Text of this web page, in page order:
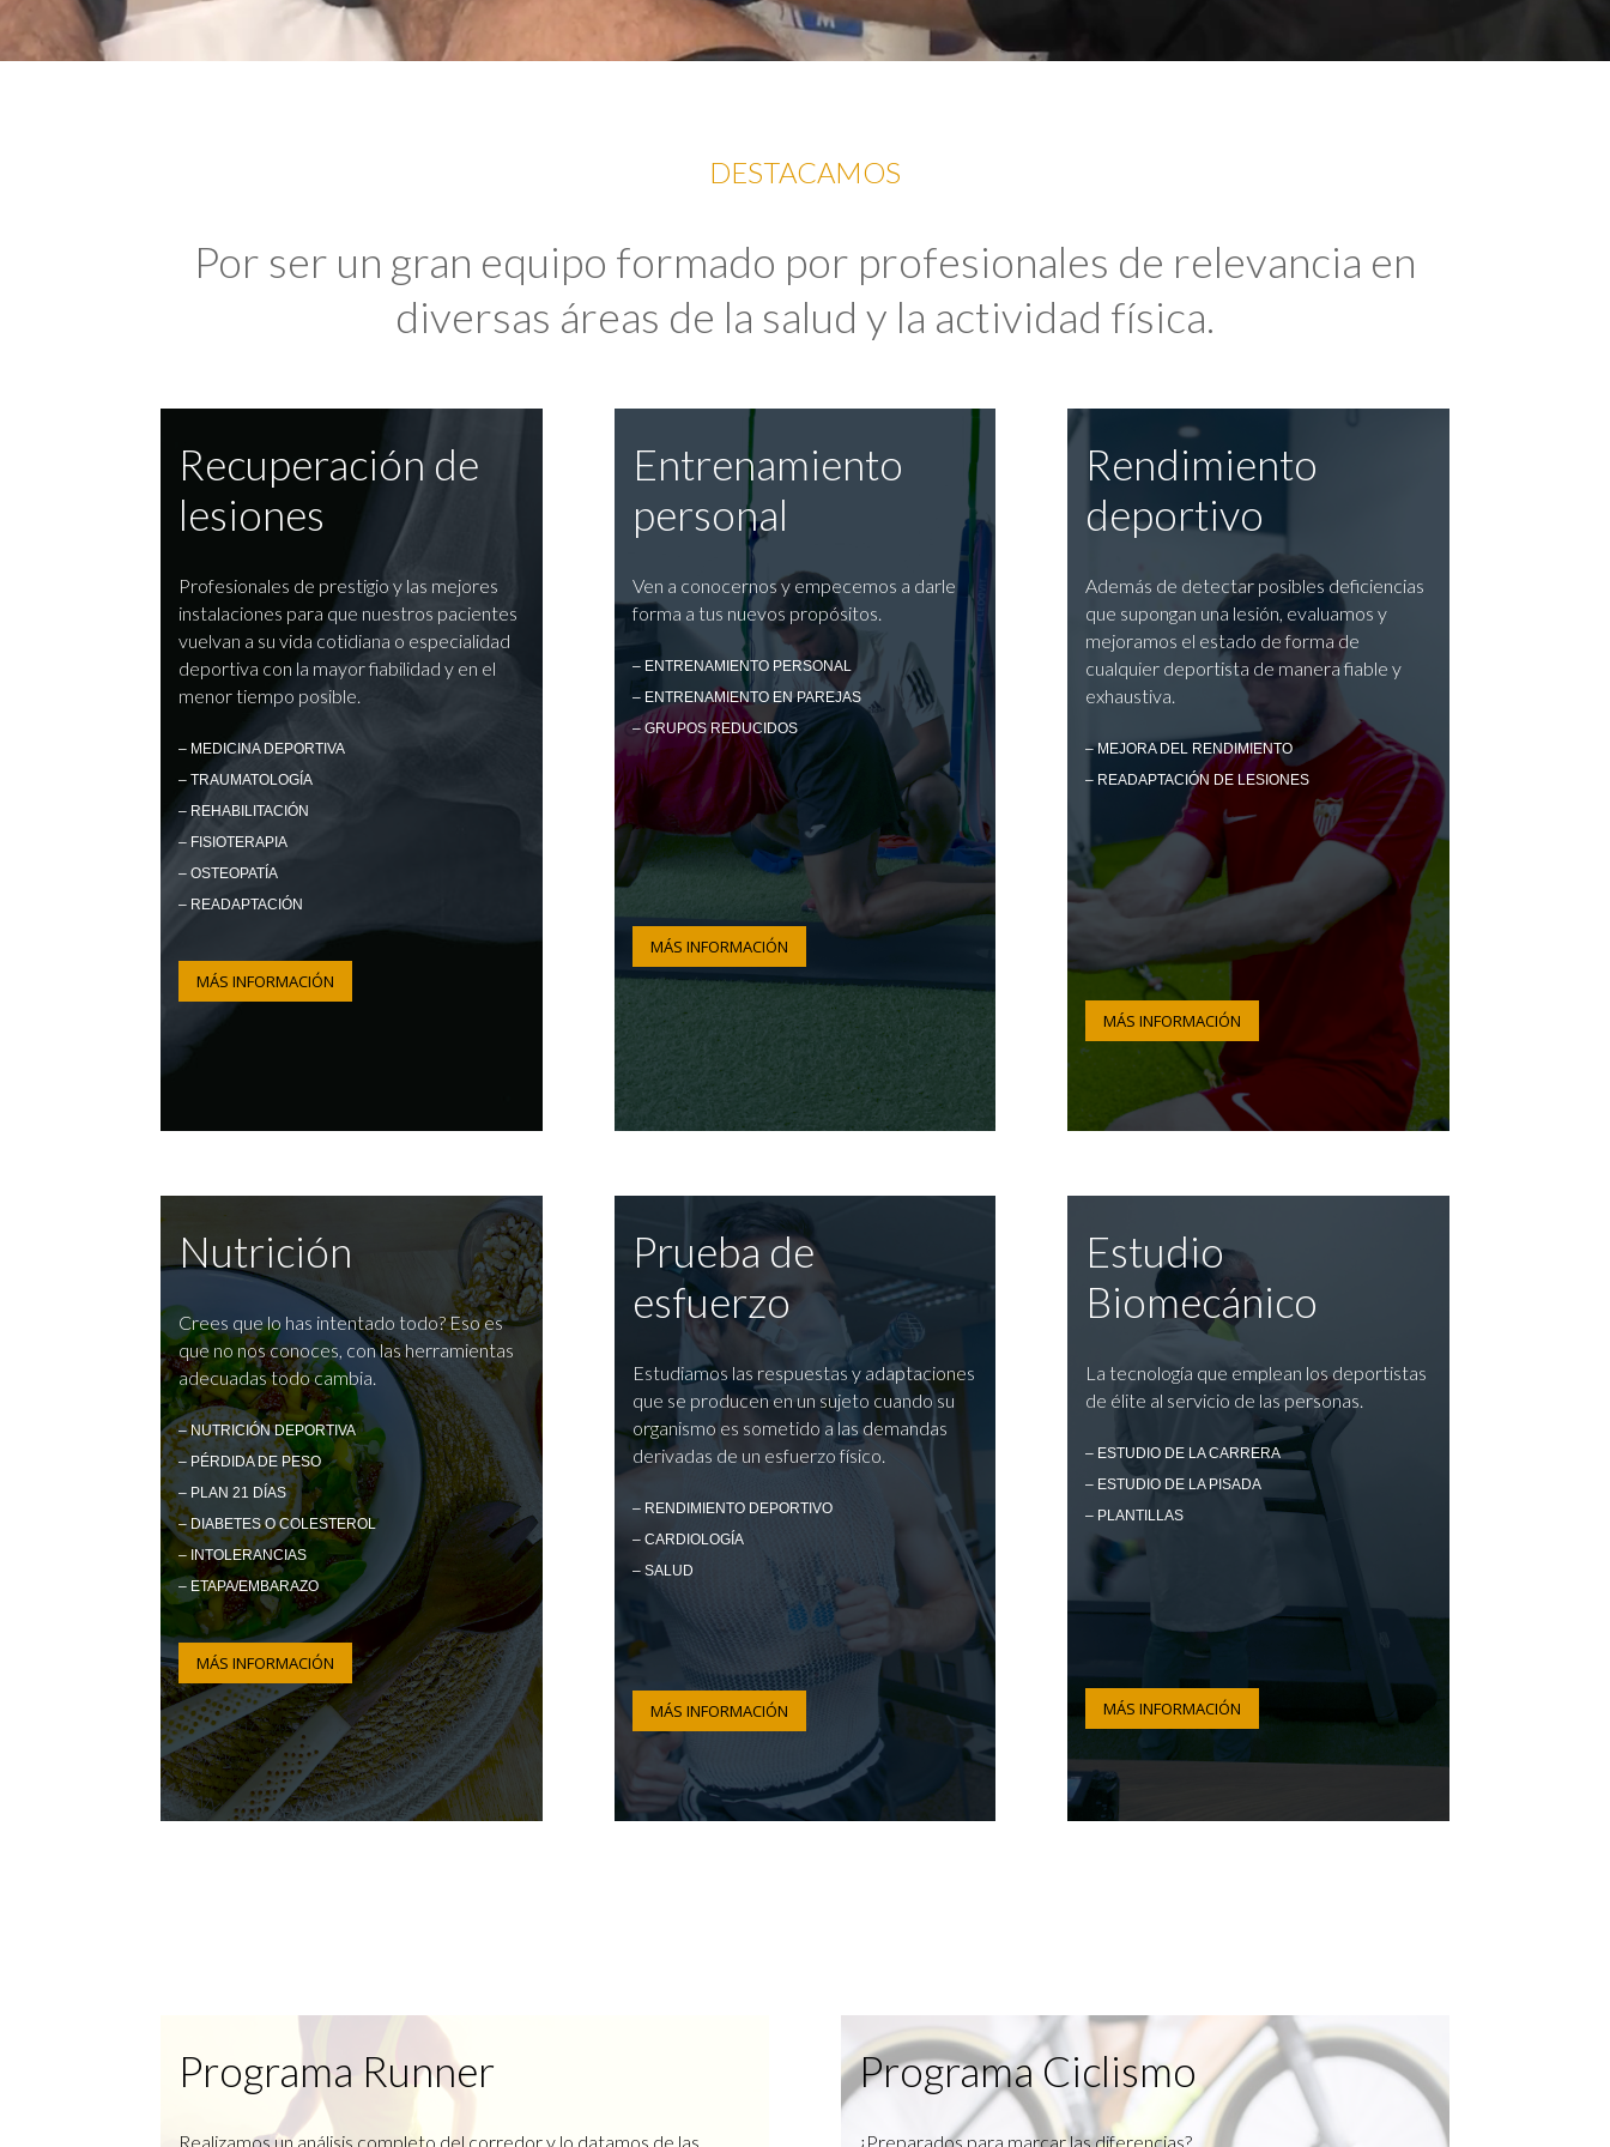
DESTACAMOS
Por ser un gran equipo formado por profesionales de relevancia en
diversas áreas de la salud y la actividad física.
Recuperación de
lesiones
Profesionales de prestigio y las mejores
instalaciones para que nuestros pacientes
vuelvan a su vida cotidiana o especialidad
deportiva con la mayor fiabilidad y en el
menor tiempo posible.
– MEDICINA DEPORTIVA
– TRAUMATOLOGÍA
– REHABILITACIÓN
– FISIOTERAPIA
– OSTEOPATÍA
– READAPTACIÓN
MÁS INFORMACIÓN
Entrenamiento
personal
Ven a conocernos y empecemos a darle
forma a tus nuevos propósitos.
– ENTRENAMIENTO PERSONAL
– ENTRENAMIENTO EN PAREJAS
– GRUPOS REDUCIDOS
MÁS INFORMACIÓN
Rendimiento
deportivo
Además de detectar posibles deficiencias
que supongan una lesión, evaluamos y
mejoramos el estado de forma de
cualquier deportista de manera fiable y
exhaustiva.
– MEJORA DEL RENDIMIENTO
– READAPTACIÓN DE LESIONES
MÁS INFORMACIÓN
Nutrición
Crees que lo has intentado todo? Eso es
que no nos conoces, con las herramientas
adecuadas todo cambia.
– NUTRICIÓN DEPORTIVA
– PÉRDIDA DE PESO
– PLAN 21 DÍAS
– DIABETES O COLESTEROL
– INTOLERANCIAS
– ETAPA/EMBARAZO
MÁS INFORMACIÓN
Prueba de
esfuerzo
Estudiamos las respuestas y adaptaciones
que se producen en un sujeto cuando su
organismo es sometido a las demandas
derivadas de un esfuerzo físico.
– RENDIMIENTO DEPORTIVO
– CARDIOLOGÍA
– SALUD
MÁS INFORMACIÓN
Estudio
Biomecánico
La tecnología que emplean los deportistas
de élite al servicio de las personas.
– ESTUDIO DE LA CARRERA
– ESTUDIO DE LA PISADA
– PLANTILLAS
MÁS INFORMACIÓN
Programa Runner
Realizamos un análisis completo del corredor y lo datamos de las
Programa Ciclismo
¿Preparados para marcar las diferencias?